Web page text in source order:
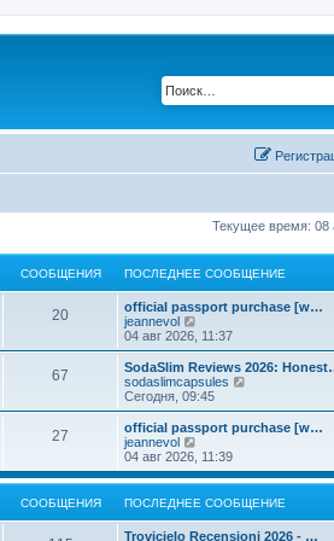
Текущее время: 08
СООБЩЕНИЯ ПОСЛЕДНЕЕ СООБЩЕНИЕ
20
official passport purchase [w…
jeannevol
е
р
е
й
т
п
о
с
л
д
н
е
04 авг 2026, 11:37
67
SodaSlim Reviews 2026:
sodaslimcapsules
р
е
к
п
о
с
Сегодня, 09:45
27
official passport purchase [w…
jeannevol
е
р
е
й
04 авг 2026, 11:39
СООБЩЕНИЯ ПОСЛЕДНЕЕ СООБЩЕНИЕ
Trovicielo Recensioni 2026 - …